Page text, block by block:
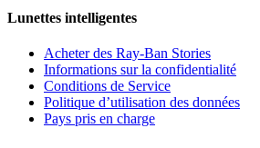
Lunettes intelligentes
Acheter des Ray-Ban Stories
Informations sur la confidentialité
Conditions de Service
Politique d’utilisation des données
Pays pris en charge